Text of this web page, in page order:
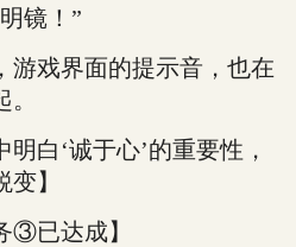
镜！”
戏界面的提示音，也在
‘诚于心’的重要性，
】
已达成】